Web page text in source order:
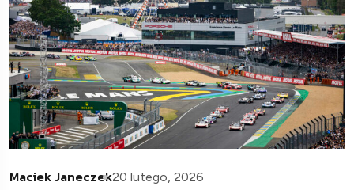
Maciek Janeczek20 lutego, 2026